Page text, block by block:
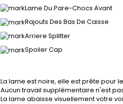
Lame Du Pare-Chocs Avant
Rajouts Des Bas De Caisse
Arriere Splitter
Spoiler Cap
La lame est noire, elle est prête pour
Aucun travail supplémentaire n'est
La lame abaisse visuellement votre